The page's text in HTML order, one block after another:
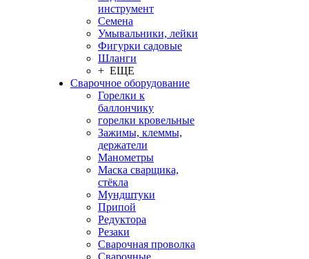
инструмент
Семена
Умывальники, лейки
Фигурки садовые
Шланги
+ ЕЩЕ
Сварочное оборудование
Горелки к
баллончику
горелки кровельные
Зажимы, клеммы,
держатели
Манометры
Маска сварщика,
стёкла
Мундштуки
Припой
Редуктора
Резаки
Сварочная проволка
Сварочные